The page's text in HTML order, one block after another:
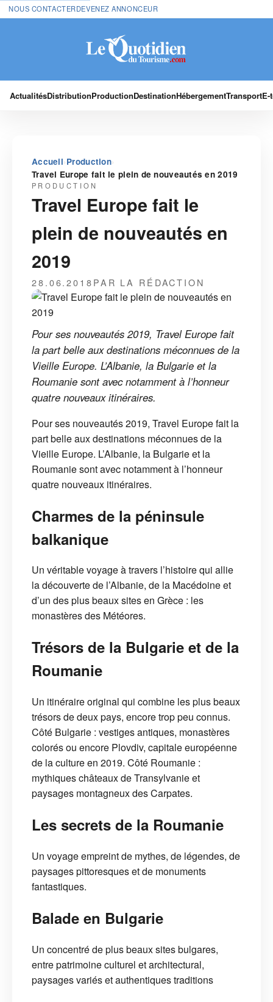
NOUS CONTACTERDEVENEZ ANNONCEUR
ActualitésDistributionProductionDestinationHébergementTransport
Accueil›Production›
Travel Europe fait le plein de nouveautés en 2019
PRODUCTION
Travel Europe fait le
plein de nouveautés en
2019
28.06.2018PAR LA RÉDACTION
Pour ses nouveautés 2019, Travel Europe fait
la part belle aux destinations méconnues de la
Vieille Europe. L’Albanie, la Bulgarie et la
Roumanie sont avec notamment à l’honneur
quatre nouveaux itinéraires.
Pour ses nouveautés 2019, Travel Europe fait la
part belle aux destinations méconnues de la
Vieille Europe. L’Albanie, la Bulgarie et la
Roumanie sont avec notamment à l’honneur
quatre nouveaux itinéraires.
Charmes de la péninsule
balkanique
Un véritable voyage à travers l’histoire qui allie
la découverte de l’Albanie, de la Macédoine et
d’un des plus beaux sites en Grèce : les
monastères des Météores.
Trésors de la Bulgarie et de la
Roumanie
Un itinéraire original qui combine les plus beaux
trésors de deux pays, encore trop peu connus.
Côté Bulgarie : vestiges antiques, monastères
colorés ou encore Plovdiv, capitale européenne
de la culture en 2019. Côté Roumanie :
mythiques châteaux de Transylvanie et
paysages montagneux des Carpates.
Les secrets de la Roumanie
Un voyage empreint de mythes, de légendes, de
paysages pittoresques et de monuments
fantastiques.
Balade en Bulgarie
Un concentré de plus beaux sites bulgares,
entre patrimoine culturel et architectural,
paysages variés et authentiques traditions